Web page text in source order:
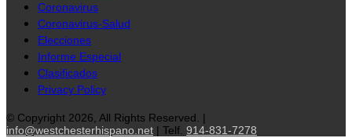
Coronavirus
Coronavirus-Salud
Elecciones
Informe Especial
Clasificados
Privacy Policy
© Copyright 2026, All Rights Reserved. |
info@westchesterhispano.net | Telf. 914-831-7278